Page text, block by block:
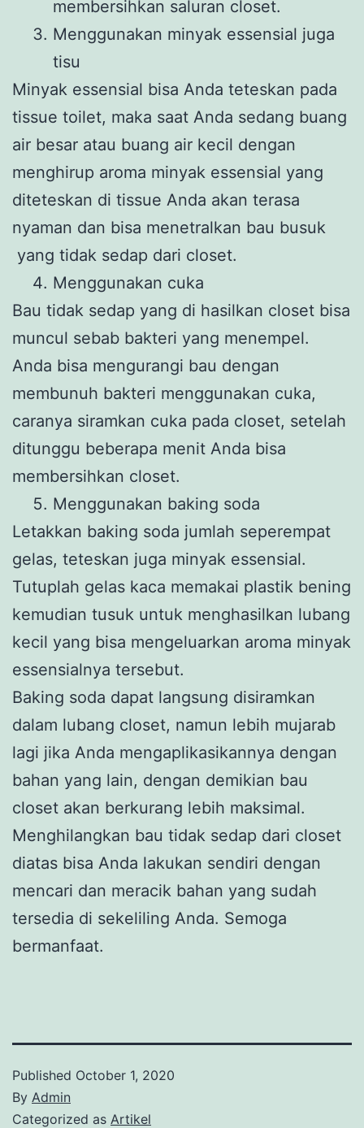
membersihkan saluran closet.
Menggunakan minyak essensial juga
tisu
Minyak essensial bisa Anda teteskan pada
tissue toilet, maka saat Anda sedang buang
air besar atau buang air kecil dengan
menghirup aroma minyak essensial yang
diteteskan di tissue Anda akan terasa
nyaman dan bisa menetralkan bau busuk
yang tidak sedap dari closet.
Menggunakan cuka
Bau tidak sedap yang di hasilkan closet bisa
muncul sebab bakteri yang menempel.
Anda bisa mengurangi bau dengan
membunuh bakteri menggunakan cuka,
caranya siramkan cuka pada closet, setelah
ditunggu beberapa menit Anda bisa
membersihkan closet.
Menggunakan baking soda
Letakkan baking soda jumlah seperempat
gelas, teteskan juga minyak essensial.
Tutuplah gelas kaca memakai plastik bening
kemudian tusuk untuk menghasilkan lubang
kecil yang bisa mengeluarkan aroma minyak
essensialnya tersebut.
Baking soda dapat langsung disiramkan
dalam lubang closet, namun lebih mujarab
lagi jika Anda mengaplikasikannya dengan
bahan yang lain, dengan demikian bau
closet akan berkurang lebih maksimal.
Menghilangkan bau tidak sedap dari closet
diatas bisa Anda lakukan sendiri dengan
mencari dan meracik bahan yang sudah
tersedia di sekeliling Anda. Semoga
bermanfaat.
Published October 1, 2020
By Admin
Categorized as Artikel